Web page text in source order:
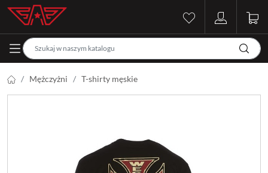
Mężczyżni T-shirty męskie